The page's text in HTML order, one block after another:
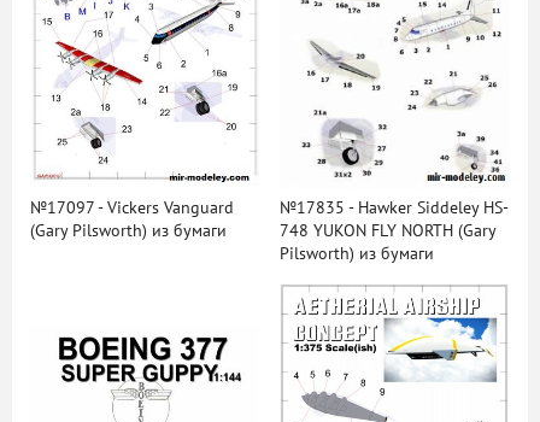
№17097 - Vickers Vanguard
(Gary Pilsworth) из бумаги
№17835 - Hawker Siddeley HS-
748 YUKON FLY NORTH (Gary
Pilsworth) из бумаги